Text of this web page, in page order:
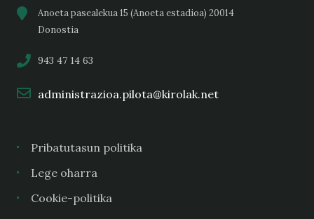
Anoeta pasealekua 15 (Anoeta estadioa) 20014
Donostia
943 47 14 63
administrazioa.pilota@kirolak.net
Pribatutasun politika
Lege oharra
Cookie-politika